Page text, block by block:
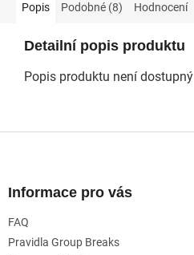
Popis Podobné (8) Hodnocení
Detailní popis produktu
Popis produktu není dostupný
Informace pro vás
FAQ
Pravidla Group Breaks